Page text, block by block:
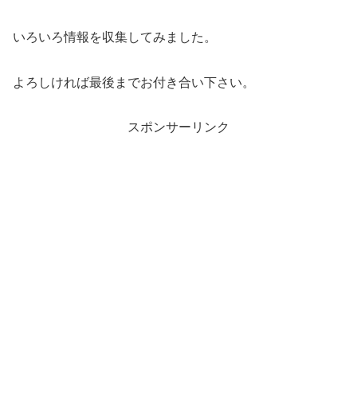
いろいろ情報を収集してみました。
よろしければ最後までお付き合い下さい。
スポンサーリンク